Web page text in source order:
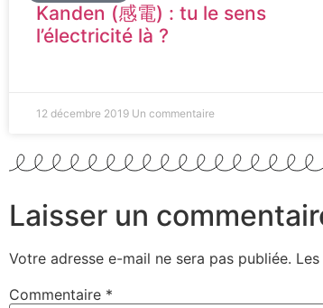
Kanden (感電) : tu le sens
l’électricité là ?
12 décembre 2019 Un commentaire
Laisser un
Votre adresse e-mail ne sera pas publiée.
Commentaire *